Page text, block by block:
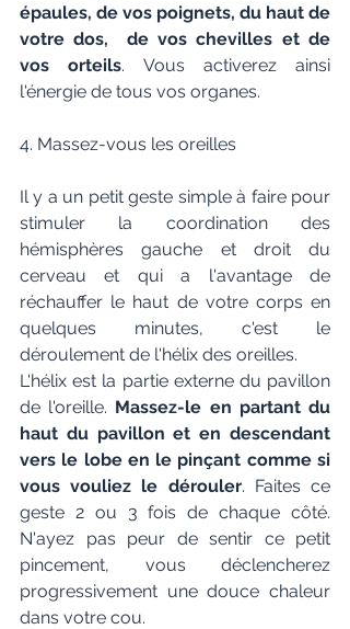
épaules, de vos poignets, du haut de
votre dos,  de vos chevilles et de
vos orteils. Vous activerez ainsi
l'énergie de tous vos organes.
4. Massez-vous les oreilles
Il y a un petit geste simple à faire pour
stimuler la coordination des
hémisphères gauche et droit du
cerveau et qui a l'avantage de
réchauffer le haut de votre corps en
quelques minutes, c'est le
déroulement de l'hélix des oreilles.
L'hélix est la partie externe du pavillon
de l'oreille. Massez-le en partant du
haut du pavillon et en descendant
vers le lobe en le pinçant comme si
vous vouliez le dérouler. Faites ce
geste 2 ou 3 fois de chaque côté.
N'ayez pas peur de sentir ce petit
pincement, vous déclencherez
progressivement une douce chaleur
dans votre cou.